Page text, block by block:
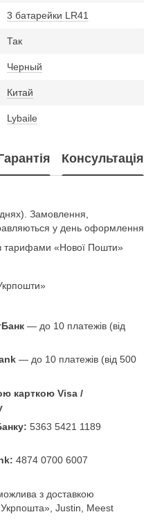
3 батарейки LR41
Так
Черный
Китай
Lybaile
Консультація
Замовлення,
у день оформлення
з тарифами «Нової Пошти»
— до 10 платежів (від
— до 10 платежів (від 500
карткою Visa /
5363 5421 1189
4874 0700 6007
з доставкою
Justin, Meest